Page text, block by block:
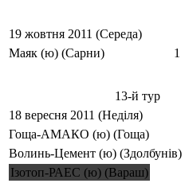
19 жовтня 2011 (Середа)
Маяк (ю) (Сарни)
1
13-й тур
18 вересня 2011 (Неділя)
Гоща-АМАКО (ю) (Гоща)
Волинь-Цемент (ю) (Здолбунів)
Ізотоп-РАЕС (ю) (Вараш)